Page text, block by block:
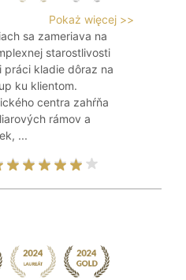
Pokaż więcej >>
sa zameriava na
starostlivosti
práci kladie dôraz na
ku klientom.
centra zahŕňa
rámov a
...